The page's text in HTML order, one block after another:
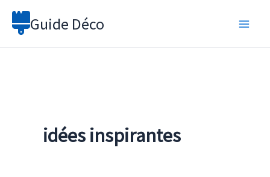
Aller
Guide Déco
idées inspirantes